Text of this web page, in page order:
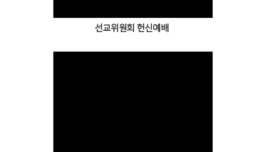
선교위원회 헌신예배